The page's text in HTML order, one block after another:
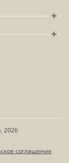
+
+
, 2026
соглашение